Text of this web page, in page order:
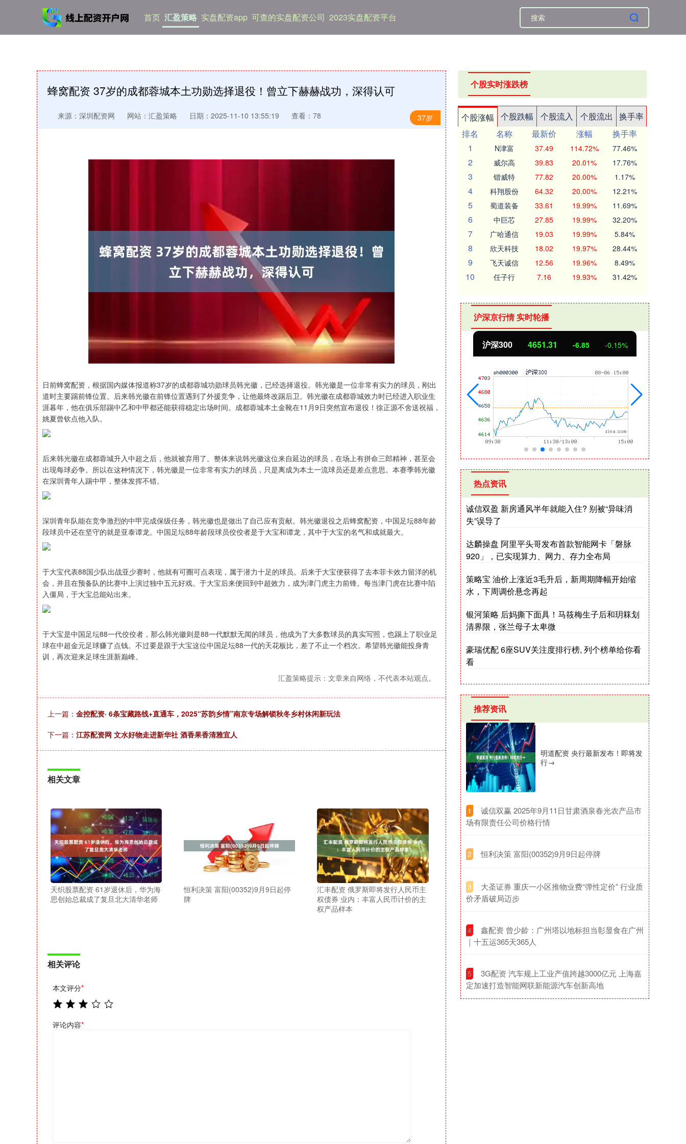
首页 汇盈策略 实盘配资app 可查的实盘配资公司 2023实盘配资平台
蜂窝配资 37岁的成都蓉城本土功勋选择退役！曾立下赫赫战功，深得认可
37岁
来源：深圳配资网 网站：汇盈策略 日期：2025-11-10 13:55:19 查看：78
日前蜂窝配资，根据国内媒体报道称37岁的成都蓉城功勋球员韩光徽，已经选择退役。韩光徽是一位非常有实力的球员，刚出
道时主要踢前锋位置。后来韩光徽在前锋位置遇到了外援竞争，让他最终改踢后卫。韩光徽在成都蓉城效力时已经进入职业生
涯暮年，他在俱乐部踢中乙和中甲都还能获得稳定出场时间。成都蓉城本土金靴在11月9日突然宣布退役！徐正源不舍送祝福，
姚夏曾钦点他入队。
后来韩光徽在成都蓉城升入中超之后，他就被弃用了。整体来说韩光徽这位来自延边的球员，在场上有拼命三郎精神，甚至会
出现每球必争。所以在这种情况下，韩光徽是一位非常有实力的球员，只是离成为本土一流球员还是差点意思。本赛季韩光徽
在深圳青年人踢中甲，整体发挥不错。
深圳青年队能在竞争激烈的中甲完成保级任务，韩光徽也是做出了自己应有贡献。韩光徽退役之后蜂窝配资，中国足坛88年龄
段球员中还在坚守的就是亚泰谭龙。中国足坛88年龄段球员佼佼者是于大宝和谭龙，其中于大宝的名气和成就最大。
于大宝代表88国少队出战亚少赛时，他就有可圈可点表现，属于潜力十足的球员。后来于大宝便获得了去本菲卡效力留洋的机
会，并且在预备队的比赛中上演过独中五元好戏。于大宝后来便回到中超效力，成为津门虎主力前锋。每当津门虎在比赛中陷
入僵局，于大宝总能站出来。
于大宝是中国足坛88一代佼佼者，那么韩光徽则是88一代默默无闻的球员，他成为了大多数球员的真实写照，也踢上了职业足
球在中超金元足球赚了点钱。不过要是跟于大宝这位中国足坛88一代的天花板比，差了不止一个档次。希望韩光徽能投身青
训，再次迎来足球生涯新巅峰。
汇盈策略提示：文章来自网络，不代表本站观点。
上一篇： 金控配资· 6条宝藏路线+直通车，2025“苏韵乡情”南京专场解锁秋冬乡村休闲新玩法
下一篇： 江苏配资网 文水好物走进新华社 酒香果香清雅宜人
相关文章
天织股票配资 61岁退休后，华为海
思创始总裁成了复旦北大清华老师
恒利决策 富阳(00352)9月9日起停
牌
汇丰配资 俄罗斯即将发行人民币主
权债券 业内：丰富人民币计价的主
权产品样本
相关评论
本文评分*
评论内容*
个股实时涨跌榜
个股涨幅 个股跌幅 个股流入 个股流出
换手率
排名
名称 最新价 涨幅
换手率
1
N津富 37.49 114.72% 77.46%
2 威尔高 39.83 20.01% 17.76%
3 锴威特 77.82 20.00% 1.17%
4 科翔股份 64.32 20.00% 12.21%
5 蜀道装备 33.61 19.99% 11.69%
6 中巨芯 27.85 19.99% 32.20%
7 广哈通信 19.03 19.99% 5.84%
8 欣天科技 18.02 19.97% 28.44%
9 飞天诚信 12.56 19.96% 8.49%
10 任子行 7.16 19.93% 31.42%
沪深京行情 实时轮播
上证指数 3900.35 21.92 0.57% 深证成指 14110.12 -34.08 沪深300 4651.31 -6.85 -0.15%
热点资讯
诚信双盈 新房通风半年就能入住? 别被“异味消
失”误导了
达麟操盘 阿里平头哥发布首款智能网卡「磐脉
920」，已实现算力、网力、存力全布局
策略宝 油价上涨近3毛升后，新周期降幅开始缩
水，下周调价悬念再起
银河策略 后妈撕下面具！马筱梅生子后和玥箖划
清界限，张兰母子太卑微
豪瑞优配 6座SUV关注度排行榜, 列个榜单给你看
看
推荐资讯
明道配资 央行最新发布！即将发
行→
1
​诚信双赢 2025年9月11日甘肃酒泉春光农产品市
场有限责任公司价格行情
2 ​恒利决策 富阳(00352)9月9日起停牌
3
​大圣证券 重庆一小区推物业费“弹性定价” 行业质
价矛盾破局迈步
4
​鑫配资 曾少龄：广州塔以地标担当彰显食在广州
｜十五运365天365人
5
​3G配资 汽车规上工业产值跨越3000亿元 上海嘉
定加速打造智能网联新能源汽车创新高地